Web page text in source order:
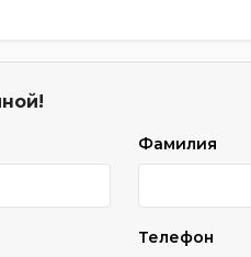
Фамилия
Телефон